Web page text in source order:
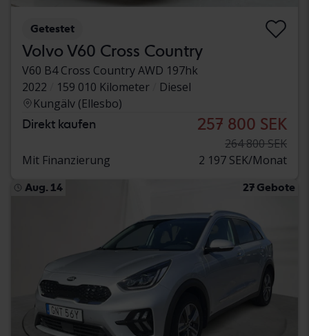
Getestet
Volvo V60 Cross Country
V60 B4 Cross Country AWD 197hk
2022
159 010 Kilometer
Diesel
Kungälv (Ellesbo)
Direkt kaufen 257 800 SEK
264 800 SEK
Mit Finanzierung
2 197 SEK/Monat
Aug. 14 27 Gebote